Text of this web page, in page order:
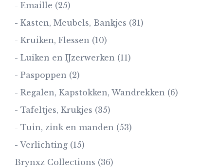
- Emaille (25)
- Kasten, Meubels, Bankjes (31)
- Kruiken, Flessen (10)
- Luiken en IJzerwerken (11)
- Paspoppen (2)
- Regalen, Kapstokken, Wandrekken (6)
- Tafeltjes, Krukjes (35)
- Tuin, zink en manden (53)
- Verlichting (15)
Brynxz Collections (36)